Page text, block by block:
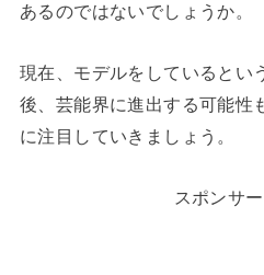
あるのではないでしょうか。
現在、モデルをしているとい
後、芸能界に進出する可能性
に注目していきましょう。
スポンサ